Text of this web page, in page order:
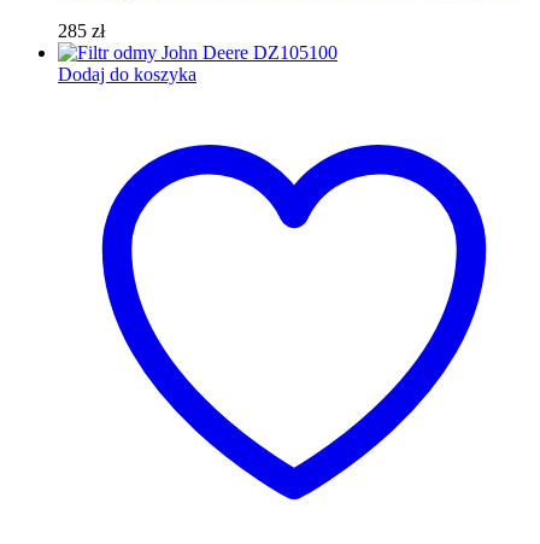
285 zł
Dodaj do koszyka